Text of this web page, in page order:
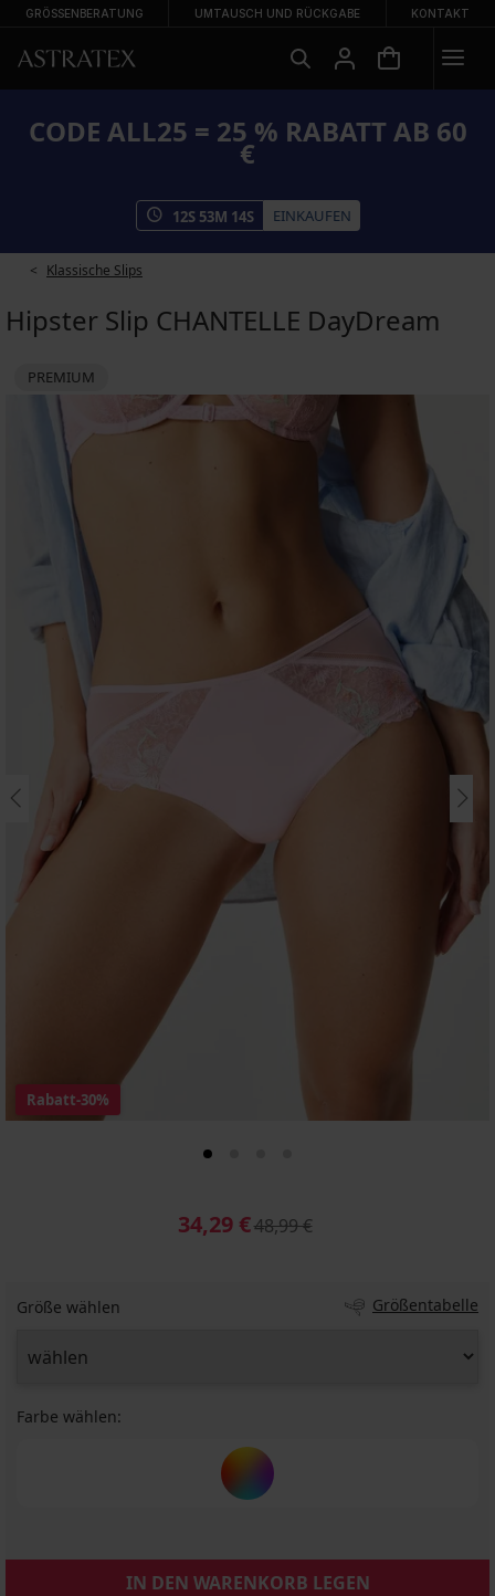
GRÖSSENBERATUNG UMTAUSCH UND RÜCKGABE KONTAKT
CODE ALL25 = 25 % RABATT AB 60
€
12S 53M 14S EINKAUFEN
Klassische Slips
Hipster Slip CHANTELLE DayDream
PREMIUM
Rabatt-30%
34,29 €48,99 €
Größe wählen Größentabelle
Farbe wählen:
IN DEN WARENKORB LEGEN